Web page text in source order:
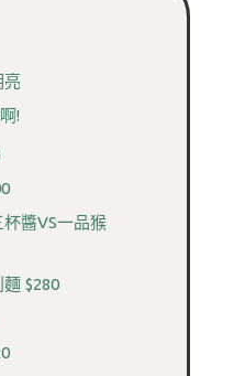
亮
!
醬VS一品猴
$280